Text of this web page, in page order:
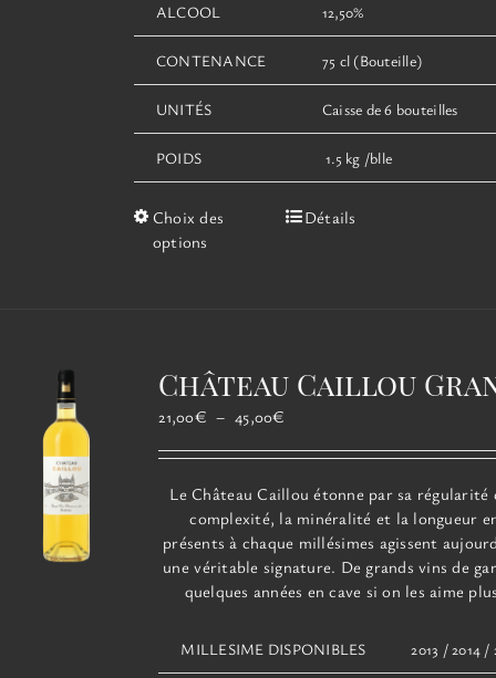
ALCOOL 12,50%
CONTENANCE 75 cl (Bouteille)
UNITÉS Caisse de 6 bouteilles
POIDS 1.5 kg /blle
Choix des
options
Ce
peuvent
sur
la
page
Détails
Château Caillou
21,00€ – 45,00€
prix :
21,00€
à
45,00€
Le Château Caillou étonne par sa régularité
complexité, la minéralité et la longueur
présents à chaque millésimes agissent
une véritable signature. De grands vins de
quelques années en cave si on les aime
MILLESIME DISPONIBLES 2013 / 2014 /